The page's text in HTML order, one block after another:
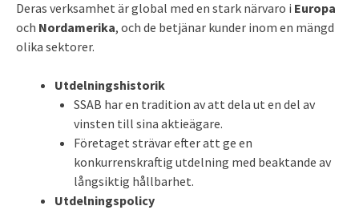
Deras verksamhet är global med en stark närvaro i Europa
och Nordamerika, och de betjänar kunder inom en mängd
olika sektorer.
Utdelningshistorik
SSAB har en tradition av att dela ut en del av
vinsten till sina aktieägare.
Företaget strävar efter att ge en
konkurrenskraftig utdelning med beaktande av
långsiktig hållbarhet.
Utdelningspolicy